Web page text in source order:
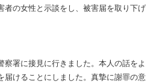
者の女性と示談をし、被害届を取り下げ
察署に接見に行きました。本人の話をよ
届けることにしました。真摯に謝罪の意